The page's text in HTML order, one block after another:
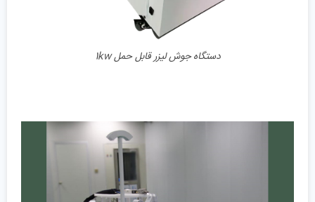
دستگاه جوش لیزر قابل حمل 1kw